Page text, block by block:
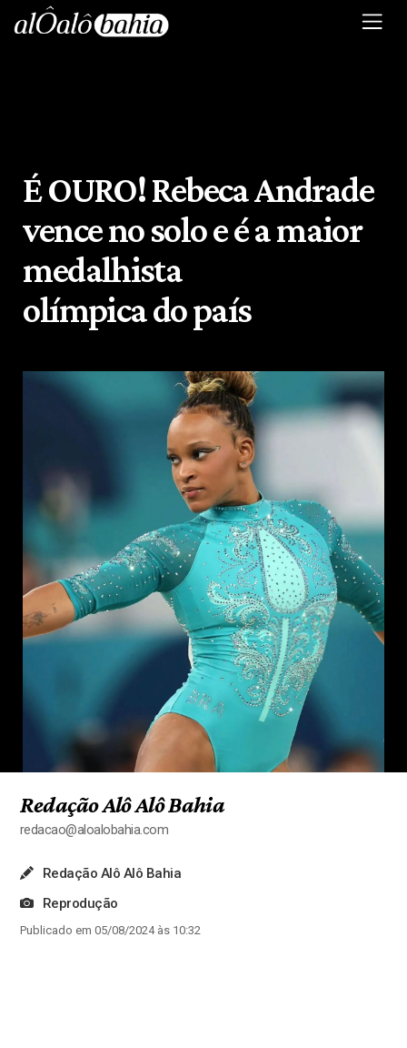
É OURO! Rebeca Andrade
vence no solo e é a maior
medalhista
olímpica do país
Redação Alô Alô Bahia
redacao@aloalobahia.com
Redação Alô Alô Bahia
Reprodução
Publicado em 05/08/2024 às 10:32